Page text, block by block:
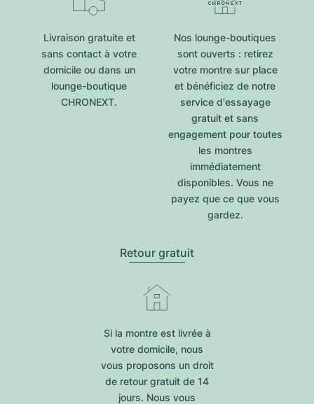
Livraison gratuite et
sans contact à votre
domicile ou dans un
lounge-boutique
CHRONEXT.
Nos lounge-boutiques
sont ouverts : retirez
votre montre sur place
et bénéficiez de notre
service d'essayage
gratuit et sans
engagement pour toutes
les montres
immédiatement
disponibles. Vous ne
payez que ce que vous
gardez.
Retour gratuit
Si la montre est livrée à
votre domicile, nous
vous proposons un droit
de retour gratuit de 14
jours. Nous vous